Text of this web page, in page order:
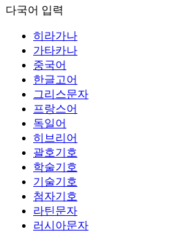
다국어 입력
히라가나
가타카나
중국어
한글고어
그리스문자
프랑스어
독일어
히브리어
괄호기호
학술기호
기술기호
첨자기호
라틴문자
러시아문자